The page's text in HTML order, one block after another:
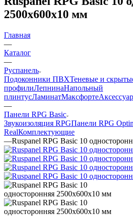
2500х600х10 мм
Главная
—
Каталог
—
Руспанель
Подоконники ПВХТеневые и
профилиЛепнинаНапольный
плинтусЛаминатМаксфорте
—
Панели RPG Basic
Звукоизоляция RPGПанели RPG
RealКомплектующие
—Ruspanel RPG Basic 10